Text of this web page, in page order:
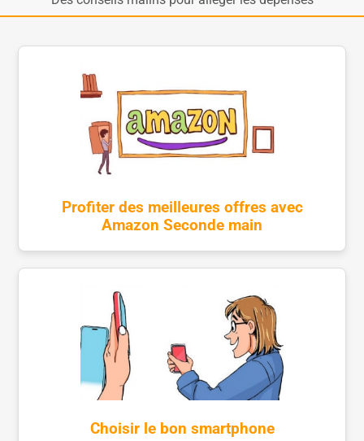
Profiter des meilleures offres avec
Amazon Seconde main
Choisir le bon smartphone